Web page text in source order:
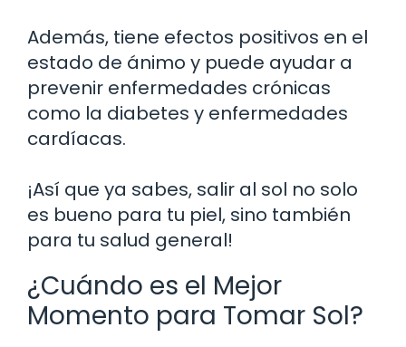
Además, tiene efectos positivos en el
estado de ánimo y puede ayudar a
prevenir enfermedades crónicas
como la diabetes y enfermedades
cardíacas.
¡Así que ya sabes, salir al sol no solo
es bueno para tu piel, sino también
para tu salud general!
¿Cuándo es el Mejor
Momento para Tomar Sol?